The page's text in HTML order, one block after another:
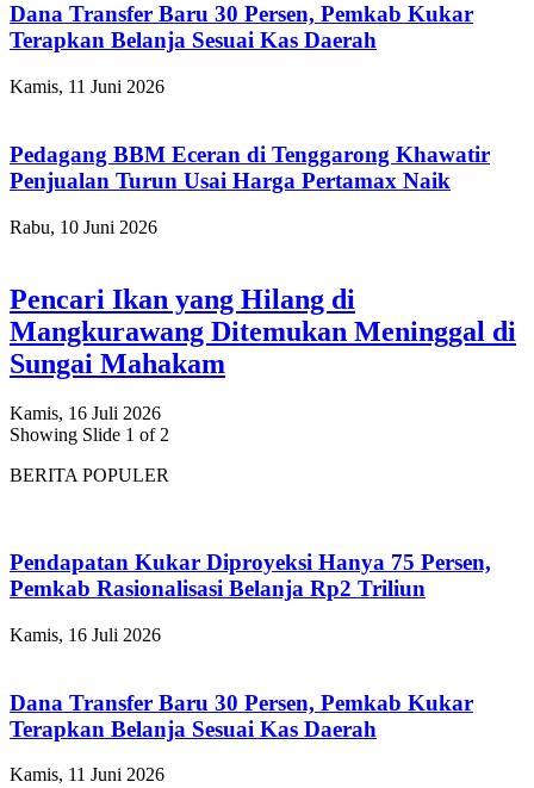
Dana Transfer Baru 30 Persen, Pemkab Kukar
Terapkan Belanja Sesuai Kas Daerah
Kamis, 11 Juni 2026
Pedagang BBM Eceran di Tenggarong Khawatir
Penjualan Turun Usai Harga Pertamax Naik
Rabu, 10 Juni 2026
Pencari Ikan yang Hilang di
Mangkurawang Ditemukan Meninggal di
Sungai Mahakam
Kamis, 16 Juli 2026
Showing Slide 1 of 2
BERITA POPULER
Pendapatan Kukar Diproyeksi Hanya 75 Persen,
Pemkab Rasionalisasi Belanja Rp2 Triliun
Kamis, 16 Juli 2026
Dana Transfer Baru 30 Persen, Pemkab Kukar
Terapkan Belanja Sesuai Kas Daerah
Kamis, 11 Juni 2026